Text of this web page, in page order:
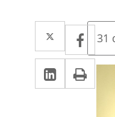
Twitter
Enlace
a
una
aplicación
a
una
LinkedIn
Enlace
a
la
31